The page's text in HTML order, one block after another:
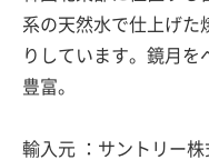
系の天然水で仕上げた
りしています。鏡月を
豊富。
輸入元 ：サントリー株